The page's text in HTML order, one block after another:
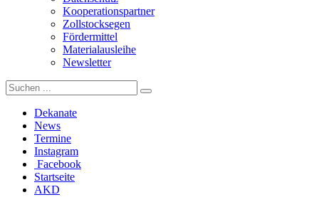
Kooperationspartner
Zollstocksegen
Fördermittel
Materialausleihe
Newsletter
Dekanate
News
Termine
Instagram
Facebook
Startseite
AKD